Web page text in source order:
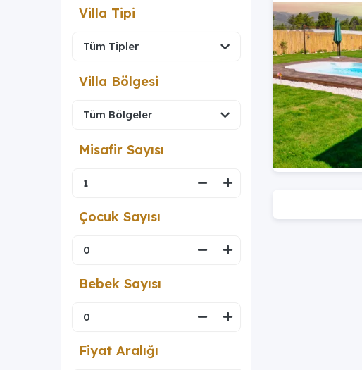
Villa Tipi
Villa Bölgesi
Misafir Sayısı
Çocuk Sayısı
Bebek Sayısı
Fiyat Aralığı